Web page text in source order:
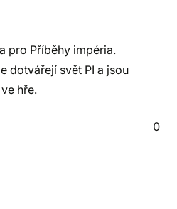
pro Příběhy impéria.
dotvářejí svět PI a jsou
hře.
0